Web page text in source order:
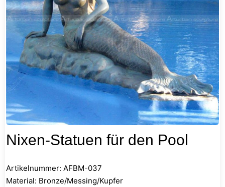
Nixen-Statuen für den Pool
Artikelnummer: AFBM-037
Material: Bronze/Messing/Kupfer